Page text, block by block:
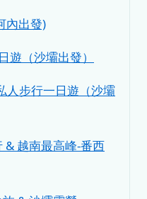
內出發)
遊（沙壩出發）
人步行一日遊（沙壩
& 越南最高峰-番西